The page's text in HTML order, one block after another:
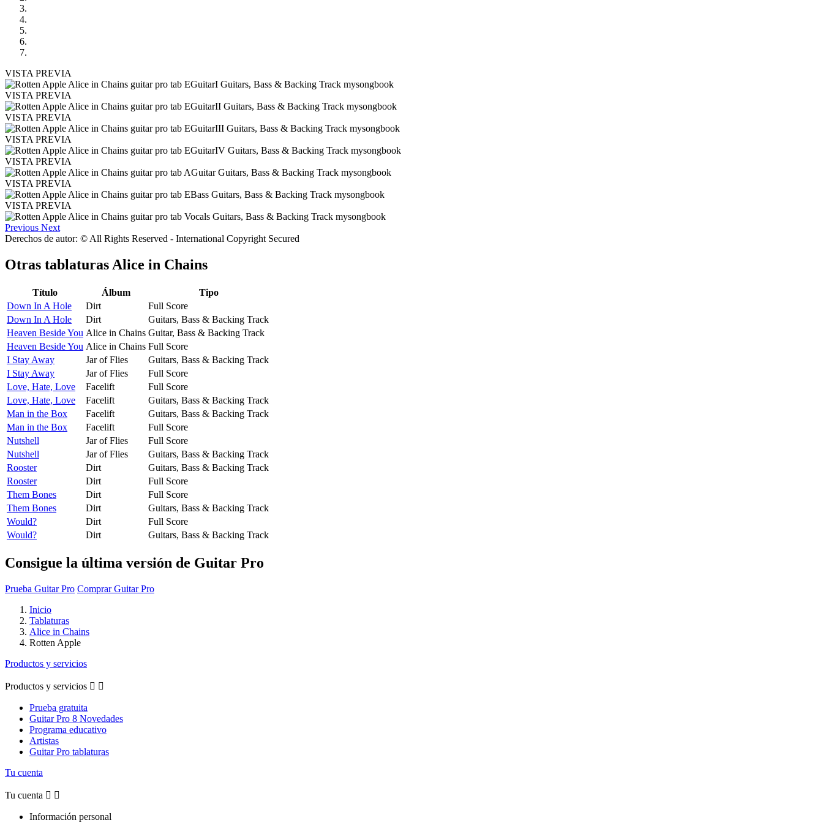
VISTA PREVIA
VISTA PREVIA
VISTA PREVIA
VISTA PREVIA
VISTA PREVIA
VISTA PREVIA
VISTA PREVIA
Previous Next
Derechos de autor: © All Rights Reserved - International Copyright Secured
Otras tablaturas Alice in Chains
Título Álbum
Tipo
Down In A Hole
Dirt
Full Score
Down In A Hole
Dirt
Guitars, Bass & Backing Track
Heaven Beside You Alice in Chains Guitar, Bass & Backing Track
Heaven Beside You Alice in Chains Full Score
I Stay Away
Jar of Flies
Guitars, Bass & Backing Track
I Stay Away
Jar of Flies
Full Score
Love, Hate, Love
Facelift
Full Score
Love, Hate, Love
Facelift
Guitars, Bass & Backing Track
Man in the Box
Facelift
Guitars, Bass & Backing Track
Man in the Box
Facelift
Full Score
Nutshell
Jar of Flies
Full Score
Nutshell
Jar of Flies
Guitars, Bass & Backing Track
Rooster
Dirt
Guitars, Bass & Backing Track
Rooster
Dirt
Full Score
Them Bones
Dirt
Full Score
Them Bones
Dirt
Guitars, Bass & Backing Track
Would?
Dirt
Full Score
Would?
Dirt Guitars, Bass & Backing Track
Consigue la última versión de Guitar Pro
Prueba Guitar Pro Comprar Guitar Pro
Inicio
Tablaturas
Alice in Chains
Rotten Apple
Productos y servicios
Productos y servicios  
Prueba gratuita
Guitar Pro 8 Novedades
Programa educativo
Artistas
Guitar Pro tablaturas
Tu cuenta
Tu cuenta  
Información personal